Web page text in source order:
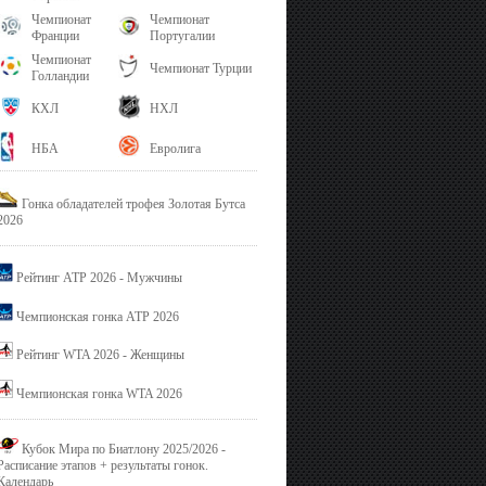
Чемпионат
Франции
Чемпионат
Португалии
Чемпионат
Голландии
Чемпионат Турции
КХЛ НХЛ
НБА Евролига
Гонка обладателей трофея Золотая Бутса
Рейтинг ATP 2026 - Мужчины
Чемпионская гонка ATP 2026
Рейтинг WTA 2026 - Женщины
Чемпионская гонка WTA 2026
Кубок Мира по Биатлону 2025/2026 -
этапов + результаты гонок.